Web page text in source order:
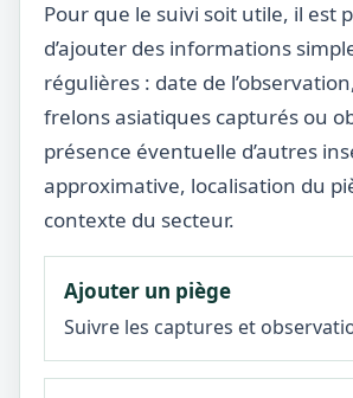
Pour que le suivi soit utile, il est
d’ajouter des informations
régulières : date de
frelons asiatiques capturés ou
présence éventuelle d’autres
approximative, localisation du
contexte du secteur.
Ajouter un piège
Suivre les captures et